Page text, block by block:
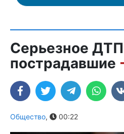
Серьезное ДТП
пострадавшие
Общество, 00:22